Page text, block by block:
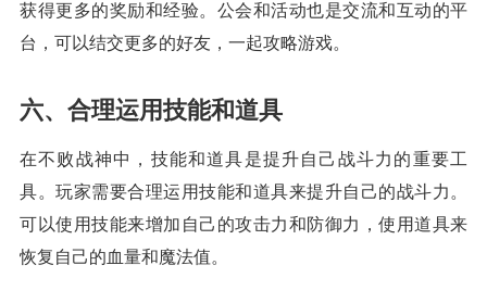
获得更多的奖励和经验。公会和活动也是交流和互动的平
台，可以结交更多的好友，一起攻略游戏。
六、合理运用技能和道具
在不败战神中，技能和道具是提升自己战斗力的重要工
具。玩家需要合理运用技能和道具来提升自己的战斗力。
可以使用技能来增加自己的攻击力和防御力，使用道具来
恢复自己的血量和魔法值。